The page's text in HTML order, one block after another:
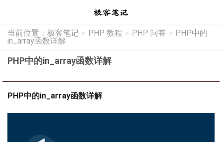
当前位置： 极客笔记 > PHP 教程 > PHP 问答 > PHP中的
in_array函数详解
PHP中的in_array函数详解
PHP中的in_array函数详解